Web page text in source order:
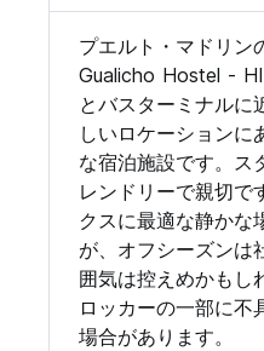
プエルト・マドリン
Gualicho Hostel -
とバスターミナルに
しいロケーションに
な宿泊施設です。ス
レンドリーで親切で
クスに最適な静かな
が、オフシーズンは
囲気は控えめかもし
ロッカーの一部に不
場合があります。